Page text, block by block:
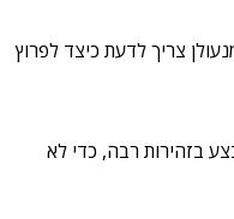
צריך לדעת כיצד לפרוץ
בזהירות רבה, כדי לא